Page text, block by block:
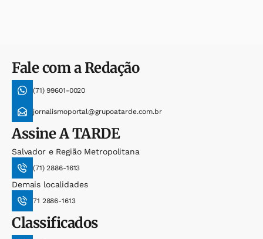
Fale com a Redação
(71) 99601-0020
jornalismoportal@grupoatarde.com.br
AssineA TARDE
Salvador e Região Metropolitana
(71) 2886-1613
Demais localidades
71 2886-1613
Classificados